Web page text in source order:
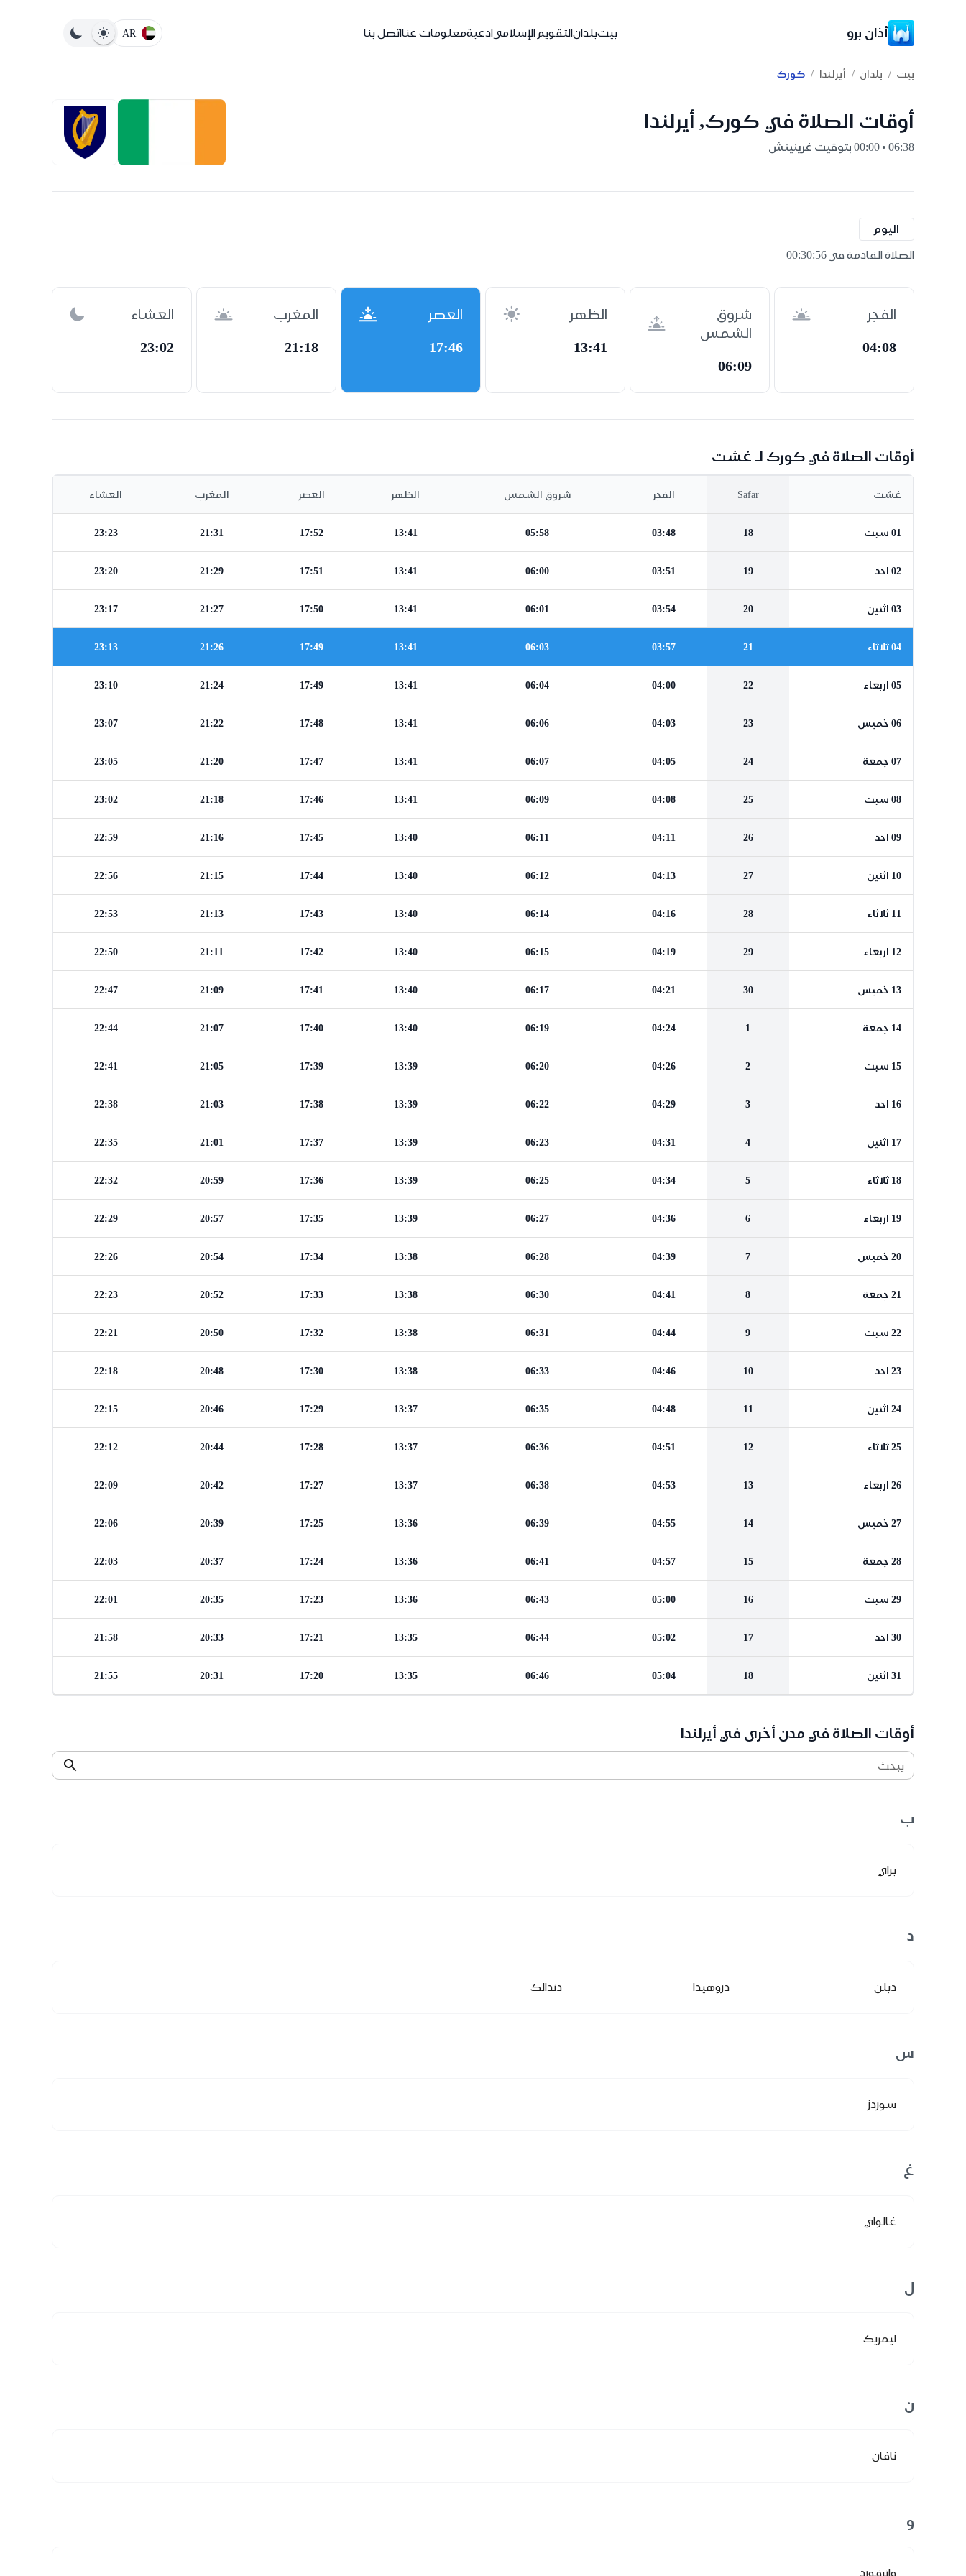
أذان برو بيتبلدانالتقويم الإسلاميادعيةمعلومات عنااتصل بنا AR
بيت / بلدان / أيرلندا / كورك
أوقات الصلاة في كورك, أيرلندا
06:38 • 00:00 بتوقيت غرينيتش
اليوم
الصلاة القادمة في 00:30:55
الفجر
04:08
شروق
الشمس
06:09
الظهر
13:41
العصر
17:46
المغرب
21:18
العشاء
23:02
أوقات الصلاة في كورك لـ غشت
غشت Safar الفجر شروق الشمس الظهر العصر المغرب العشاء
01 سبت 18
03:48
05:58
13:41
17:52
21:31
23:23
02 احد 19
03:51
06:00
13:41
17:51
21:29
23:20
03 اثنين 20
03:54
06:01
13:41
17:50
21:27
23:17
04 ثلاثاء 21
03:57
06:03
13:41
17:49
21:26
23:13
05 اربعاء 22
04:00
06:04
13:41
17:49
21:24
23:10
06 خميس 23
04:03
06:06
13:41
17:48
21:22
23:07
07 جمعة 24
04:05
06:07
13:41
17:47
21:20
23:05
08 سبت 25
04:08
06:09
13:41
17:46
21:18
23:02
09 احد 26
04:11
06:11
13:40
17:45
21:16
22:59
10 اثنين 27
04:13
06:12
13:40
17:44
21:15
22:56
11 ثلاثاء 28
04:16
06:14
13:40
17:43
21:13
22:53
12 اربعاء 29
04:19
06:15
13:40
17:42
21:11
22:50
13 خميس 30
04:21
06:17
13:40
17:41
21:09
22:47
14 جمعة 1
04:24
06:19
13:40
17:40
21:07
22:44
15 سبت 2
04:26
06:20
13:39
17:39
21:05
22:41
16 احد 3
04:29
06:22
13:39
17:38
21:03
22:38
17 اثنين 4
04:31
06:23
13:39
17:37
21:01
22:35
18 ثلاثاء 5
04:34
06:25
13:39
17:36
20:59
22:32
19 اربعاء 6
04:36
06:27
13:39
17:35
20:57
22:29
20 خميس 7
04:39
06:28
13:38
17:34
20:54
22:26
21 جمعة 8
04:41
06:30
13:38
17:33
20:52
22:23
22 سبت 9
04:44
06:31
13:38
17:32
20:50
22:21
23 احد 10
04:46
06:33
13:38
17:30
20:48
22:18
24 اثنين 11
04:48
06:35
13:37
17:29
20:46
22:15
25 ثلاثاء 12
04:51
06:36
13:37
17:28
20:44
22:12
26 اربعاء 13
04:53
06:38
13:37
17:27
20:42
22:09
27 خميس 14
04:55
06:39
13:36
17:25
20:39
22:06
28 جمعة 15
04:57
06:41
13:36
17:24
20:37
22:03
29 سبت 16
05:00
06:43
13:36
17:23
20:35
22:01
30 احد 17
05:02
06:44
13:35
17:21
20:33
21:58
31 اثنين 18
05:04
06:46
13:35
17:20
20:31
21:55
أوقات الصلاة في مدن أخرى في أيرلندا
يبحث
ب
براي
د
دبلن دروهيدا دندالك
س
سوردز
غ
غالواي
ل
ليمريك
ن
نافان
و
واترفورد